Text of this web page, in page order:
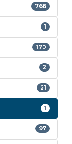
766
1
170
2
21
1
97